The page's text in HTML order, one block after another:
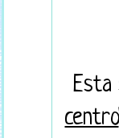
Esta
centro